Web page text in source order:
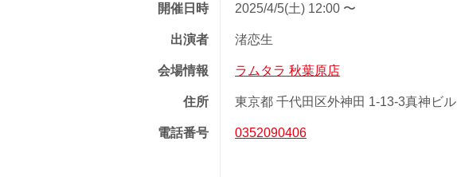
開催日時 2025/4/5(土) 12:00 〜
出演者 渚恋生
会場情報 ラムタラ 秋葉原店
住所 東京都 千代田区外神田 1-13-3真神ビル
電話番号 0352090406